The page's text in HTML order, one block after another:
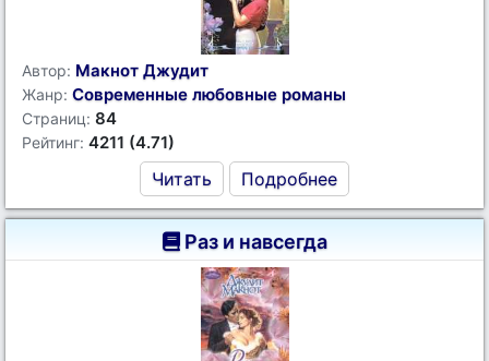
Автор: Макнот Джудит
Жанр: Современные любовные романы
Страниц: 84
Рейтинг: 4211 (4.71)
Читать Подробнее
Раз и навсегда